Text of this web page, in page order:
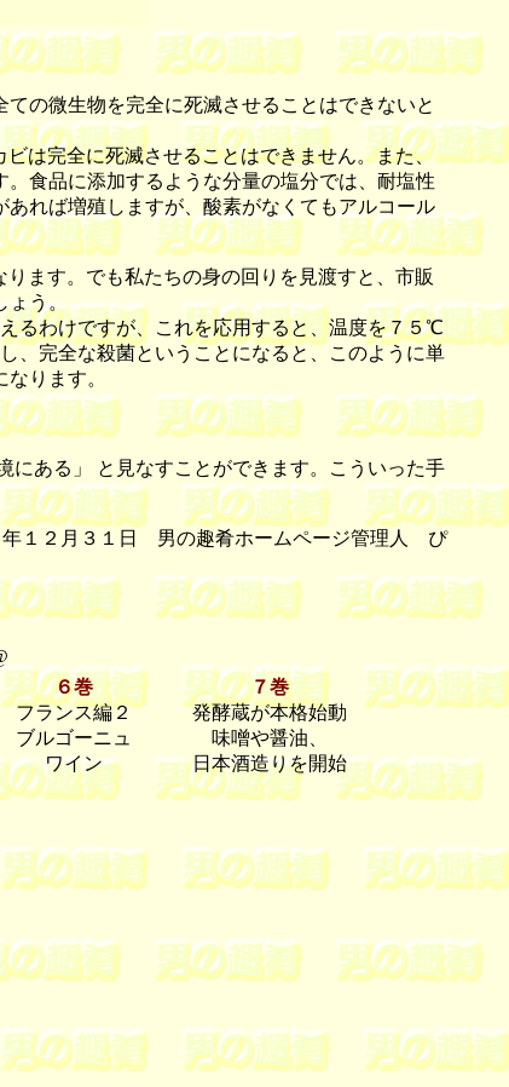
の微生物を完全に死滅させることはできないと
は完全に死滅させることはできません。また、
食品に添加するような分量の塩分では、耐塩性
れば増殖しますが、酸素がなくてもアルコール
ます。でも私たちの身の回りを見渡すと、市販
う。
るわけですが、これを応用すると、温度を７５℃
、完全な殺菌ということになると、このように単
ります。
ある」 と見なすことができます。こういった手
年１２月３１日 男の趣肴ホームページ管理人 ぴ
６巻
フランス編２
ブルゴーニュ
ワイン
７巻
発酵蔵が本格始動
味噌や醤油、
日本酒造りを開始